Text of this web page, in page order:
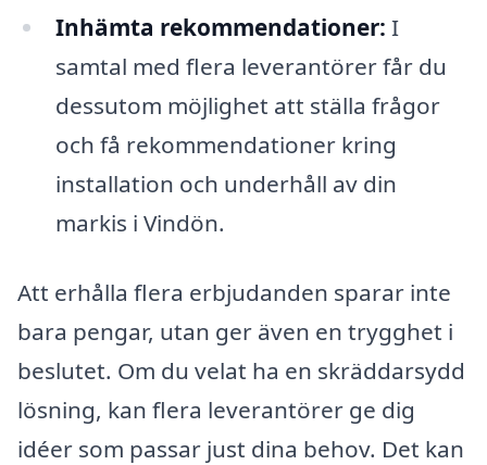
Inhämta rekommendationer: I
samtal med flera leverantörer får du
dessutom möjlighet att ställa frågor
och få rekommendationer kring
installation och underhåll av din
markis i Vindön.
Att erhålla flera erbjudanden sparar inte
bara pengar, utan ger även en trygghet i
beslutet. Om du velat ha en skräddarsydd
lösning, kan flera leverantörer ge dig
idéer som passar just dina behov. Det kan